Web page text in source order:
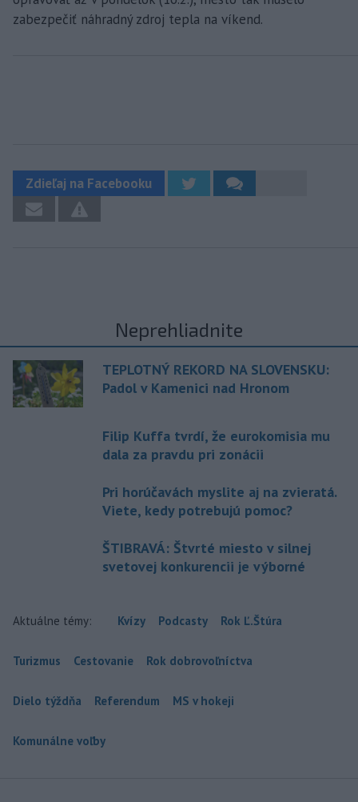
zabezpečiť náhradný zdroj tepla na víkend.
Zdieľaj na Facebooku
Neprehliadnite
TEPLOTNÝ REKORD NA SLOVENSKU:
Padol v Kamenici nad Hronom
Filip Kuffa tvrdí, že eurokomisia mu
dala za pravdu pri zonácii
Pri horúčavách myslite aj na zvieratá.
Viete, kedy potrebujú pomoc?
ŠTIBRAVÁ: Štvrté miesto v silnej
svetovej konkurencii je výborné
Aktuálne témy: Kvízy Podcasty Rok Ľ.Štúra
Turizmus Cestovanie Rok dobrovoľníctva
Dielo týždňa Referendum MS v hokeji
Komunálne voľby